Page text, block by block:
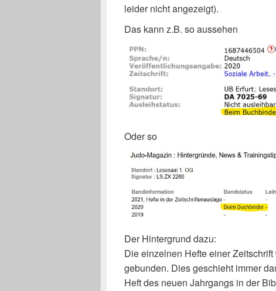
leider nicht angezeigt).
Das kann z.B. so aussehen
Oder so
Der Hintergrund dazu:
Die einzelnen Hefte einer
gebunden. Dies geschieht immer
Heft des neuen Jahrgangs in der